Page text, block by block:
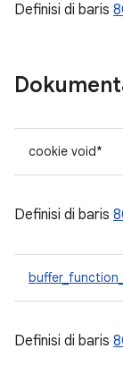
Definisi di baris
cookie void*
Definisi di baris
Definisi di baris